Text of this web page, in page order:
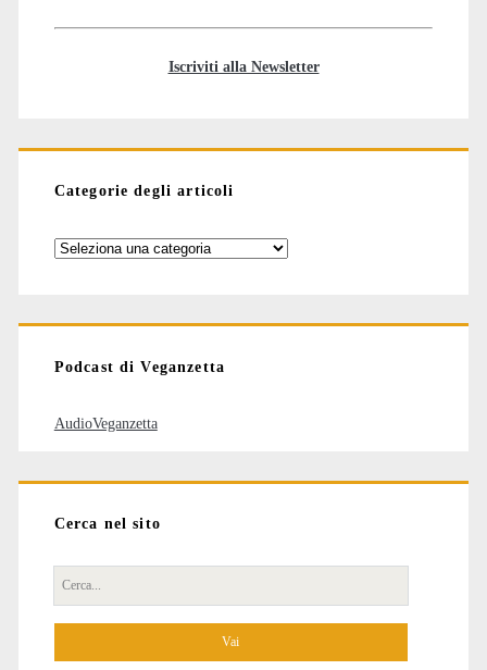
Iscriviti alla Newsletter
Categorie degli articoli
Categorie
Podcast di Veganzetta
AudioVeganzetta
Cerca nel sito
Cerca
per: